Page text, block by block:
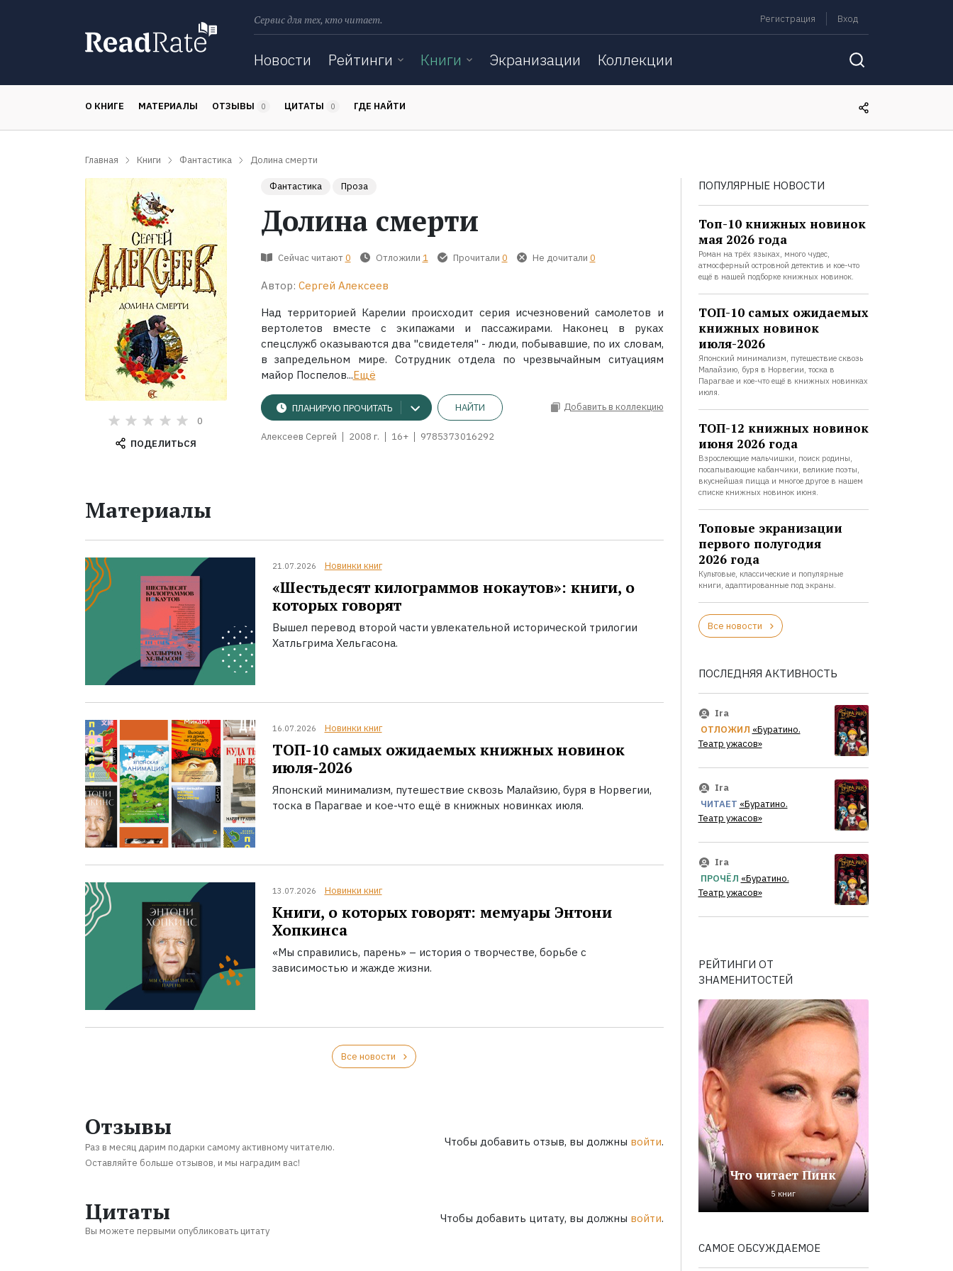
Сервис для тех, кто читает. Регистрация Вход
Новости Рейтинги Книги Экранизации Коллекции
О КНИГЕ МАТЕРИАЛЫ ОТЗЫВЫ 0 ЦИТАТЫ 0 ГДЕ НАЙТИ
Главная Книги Фантастика Долина смерти
0
ПОДЕЛИТЬСЯ
Фантастика Проза
Долина смерти
Сейчас читают 0 Отложили 1 Прочитали 0 Не дочитали 0
Автор: Сергей Алексеев
Над территорией Карелии происходит серия исчезновений самолетов и
вертолетов вместе с экипажами и пассажирами. Наконец в руках
спецслужб оказываются два "свидетеля" - люди, побывавшие, по их словам,
в запредельном мире. Сотрудник отдела по чрезвычайным ситуациям
майор Поспелов...Ещё
ПЛАНИРУЮ ПРОЧИТАТЬ НАЙТИ Добавить в коллекцию
Алексеев Сергей 2008 г. 16+ 9785373016292
Материалы
21.07.2026 Новинки книг
«Шестьдесят килограммов нокаутов»: книги, о
которых говорят
Вышел перевод второй части увлекательной исторической трилогии
Хатльгрима Хельгасона.
16.07.2026 Новинки книг
ТОП-10 самых ожидаемых книжных новинок
июля-2026
Японский минимализм, путешествие сквозь Малайзию, буря в Норвегии,
тоска в Парагвае и кое-что ещё в книжных новинках июля.
13.07.2026 Новинки книг
Книги, о которых говорят: мемуары Энтони
Хопкинса
«Мы справились, парень» – история о творчестве, борьбе с
зависимостью и жажде жизни.
Все новости
Отзывы
Раз в месяц дарим подарки самому активному читателю.
Оставляйте больше отзывов, и мы наградим вас!
Чтобы добавить отзыв, вы должны войти.
Цитаты
Вы можете первыми опубликовать цитату
Чтобы добавить цитату, вы должны войти.
ПОПУЛЯРНЫЕ НОВОСТИ
Топ-10 книжных новинок
мая 2026 года
Роман на трёх языках, много чудес,
атмосферный островной детектив и кое-что
ещё в нашей подборке книжных новинок.
ТОП-10 самых ожидаемых
книжных новинок
июля-2026
Японский минимализм, путешествие сквозь
Малайзию, буря в Норвегии, тоска в
Парагвае и кое-что ещё в книжных новинках
июля.
ТОП-12 книжных новинок
июня 2026 года
Взрослеющие мальчишки, поиск родины,
посапывающие кабанчики, великие поэты,
вкуснейшая пицца и многое другое в нашем
списке книжных новинок июня.
Топовые экранизации
первого полугодия
2026 года
Культовые, классические и популярные
книги, адаптированные под экраны.
Все новости
ПОСЛЕДНЯЯ АКТИВНОСТЬ
Ira
ОТЛОЖИЛ «Буратино.
Театр ужасов»
Ira
ЧИТАЕТ «Буратино.
Театр ужасов»
Ira
ПРОЧЁЛ «Буратино.
Театр ужасов»
РЕЙТИНГИ ОТ
ЗНАМЕНИТОСТЕЙ
Что читает Пинк
5 книг
САМОЕ ОБСУЖДАЕМОЕ